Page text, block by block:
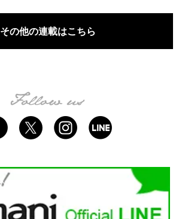
その他の連載はこちら